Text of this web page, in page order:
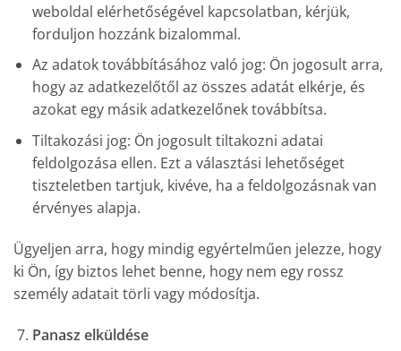
weboldal elérhetőségével kapcsolatban, kérjük,
forduljon hozzánk bizalommal.
Az adatok továbbításához való jog: Ön jogosult arra,
hogy az adatkezelőtől az összes adatát elkérje, és
azokat egy másik adatkezelőnek továbbítsa.
Tiltakozási jog: Ön jogosult tiltakozni adatai
feldolgozása ellen. Ezt a választási lehetőséget
tiszteletben tartjuk, kivéve, ha a feldolgozásnak van
érvényes alapja.
Ügyeljen arra, hogy mindig egyértelműen jelezze, hogy
ki Ön, így biztos lehet benne, hogy nem egy rossz
személy adatait törli vagy módosítja.
Panasz elküldése